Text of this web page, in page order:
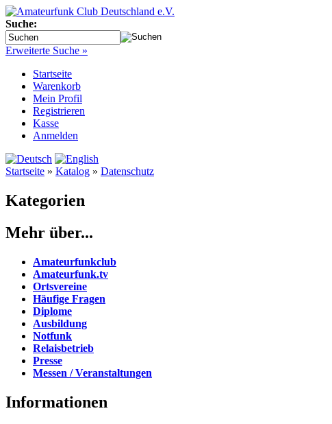
Suche:
Erweiterte Suche »
Startseite
Warenkorb
Mein Profil
Registrieren
Kasse
Anmelden
Startseite » Katalog » Datenschutz
Kategorien
Mehr über...
Amateurfunkclub
Amateurfunk.tv
Ortsvereine
Häufige Fragen
Diplome
Ausbildung
Notfunk
Relaisbetrieb
Presse
Messen / Veranstaltungen
Informationen